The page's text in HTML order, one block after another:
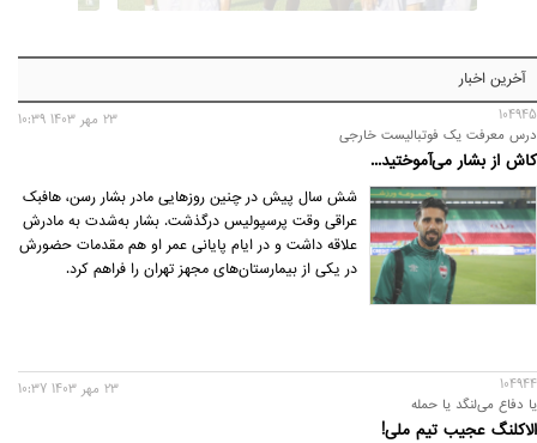
آخرین اخبار
104945
درس معرفت یک فوتبالیست خارجی
کاش از بشار می‌آموختید...
23 مهر 1403 10:39
شش سال پیش در چنین روزهایی مادر بشار رسن، هافبک
عراقی وقت پرسپولیس درگذشت. بشار به‌شدت به مادرش
علاقه داشت و در ایام پایانی عمر او هم مقدمات حضورش
در یکی از بیمارستان‌های مجهز تهران را فراهم کرد.
104944
یا دفاع می‌لنگد یا حمله
الاکلنگ عجیب تیم ملی!
23 مهر 1403 10:37